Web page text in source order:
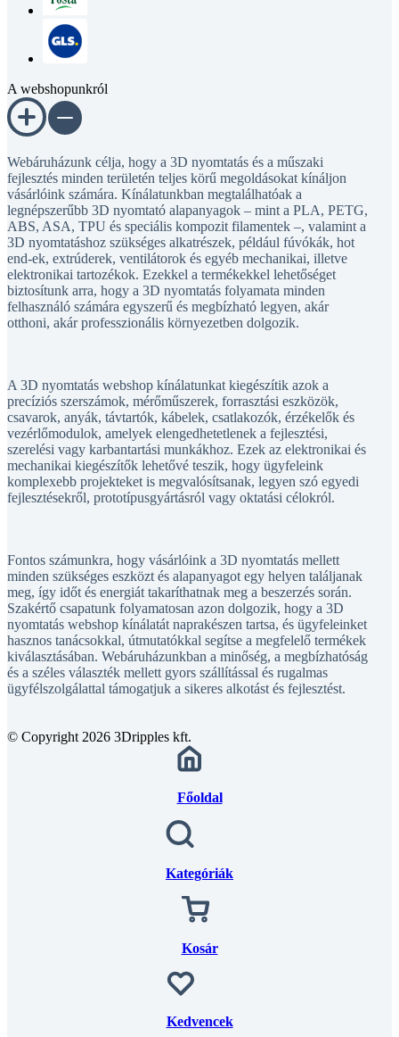
A webshopunkról
Webáruházunk célja, hogy a 3D nyomtatás és a műszaki
fejlesztés minden területén teljes körű megoldásokat kínáljon
vásárlóink számára. Kínálatunkban megtalálhatóak a
legnépszerűbb 3D nyomtató alapanyagok – mint a PLA, PETG,
ABS, ASA, TPU és speciális kompozit filamentek –, valamint a
3D nyomtatáshoz szükséges alkatrészek, például fúvókák, hot
end-ek, extrúderek, ventilátorok és egyéb mechanikai, illetve
elektronikai tartozékok. Ezekkel a termékekkel lehetőséget
biztosítunk arra, hogy a 3D nyomtatás folyamata minden
felhasználó számára egyszerű és megbízható legyen, akár
otthoni, akár professzionális környezetben dolgozik.
A 3D nyomtatás webshop kínálatunkat kiegészítik azok a
precíziós szerszámok, mérőműszerek, forrasztási eszközök,
csavarok, anyák, távtartók, kábelek, csatlakozók, érzékelők és
vezérlőmodulok, amelyek elengedhetetlenek a fejlesztési,
szerelési vagy karbantartási munkákhoz. Ezek az elektronikai és
mechanikai kiegészítők lehetővé teszik, hogy ügyfeleink
komplexebb projekteket is megvalósítsanak, legyen szó egyedi
fejlesztésekről, prototípusgyártásról vagy oktatási célokról.
Fontos számunkra, hogy vásárlóink a 3D nyomtatás mellett
minden szükséges eszközt és alapanyagot egy helyen találjanak
meg, így időt és energiát takaríthatnak meg a beszerzés során.
Szakértő csapatunk folyamatosan azon dolgozik, hogy a 3D
nyomtatás webshop kínálatát naprakészen tartsa, és ügyfeleinket
hasznos tanácsokkal, útmutatókkal segítse a megfelelő termékek
kiválasztásában. Webáruházunkban a minőség, a megbízhatóság
és a széles választék mellett gyors szállítással és rugalmas
ügyfélszolgálattal támogatjuk a sikeres alkotást és fejlesztést.
© Copyright 2026 3Dripples kft.
Főoldal
Kategóriák
Kosár
Kedvencek